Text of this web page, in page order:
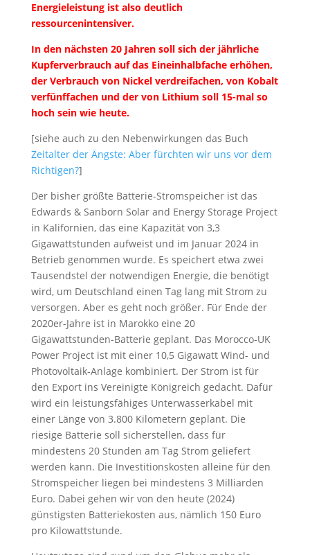
Energieleistung ist also deutlich
ressourcenintensiver.
In den nächsten 20 Jahren soll sich der jährliche
Kupferverbrauch auf das Eineinhalbfache erhöhen,
der Verbrauch von Nickel verdreifachen, von Kobalt
verfünffachen und der von Lithium soll 15-mal so
hoch sein wie heute.
[siehe auch zu den Nebenwirkungen das Buch
Zeitalter der Ängste: Aber fürchten wir uns vor dem
Richtigen?]
Der bisher größte Batterie-Stromspeicher ist das
Edwards & Sanborn Solar and Energy Storage Project
in Kalifornien, das eine Kapazität von 3,3
Gigawattstunden aufweist und im Januar 2024 in
Betrieb genommen wurde. Es speichert etwa zwei
Tausendstel der notwendigen Energie, die benötigt
wird, um Deutschland einen Tag lang mit Strom zu
versorgen. Aber es geht noch größer. Für Ende der
2020er-Jahre ist in Marokko eine 20
Gigawattstunden-Batterie geplant. Das Morocco-UK
Power Project ist mit einer 10,5 Gigawatt Wind- und
Photovoltaik-Anlage kombiniert. Der Strom ist für
den Export ins Vereinigte Königreich gedacht. Dafür
wird ein leistungsfähiges Unterwasserkabel mit
einer Länge von 3.800 Kilometern geplant. Die
riesige Batterie soll sicherstellen, dass für
mindestens 20 Stunden am Tag Strom geliefert
werden kann. Die Investitionskosten alleine für den
Stromspeicher liegen bei mindestens 3 Milliarden
Euro. Dabei gehen wir von den heute (2024)
günstigsten Batteriekosten aus, nämlich 150 Euro
pro Kilowattstunde.